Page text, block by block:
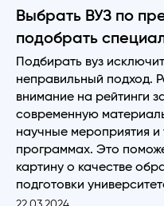
Выбрать ВУЗ по
подобрать
Подбирать вуз
неправильный подход.
внимание на рейтинги
современную
научные мероприятия и
программах. Это
картину о качестве
подготовки